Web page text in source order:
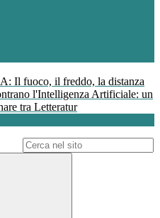
Il fuoco, il freddo, la distanza
l'Intelligenza Artificiale: un
tra Letteratur